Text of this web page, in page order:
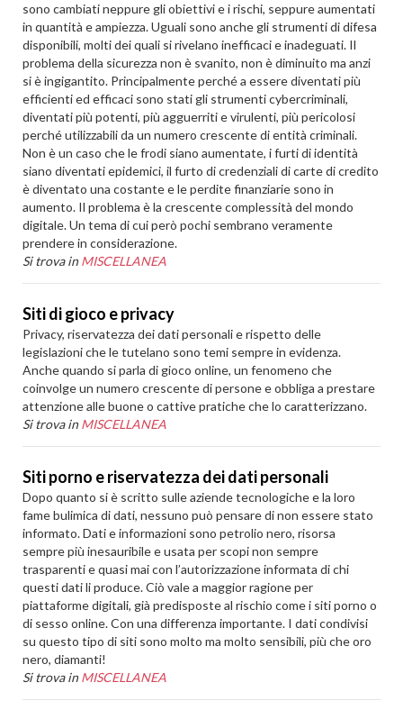
sono cambiati neppure gli obiettivi e i rischi, seppure aumentati
in quantità e ampiezza. Uguali sono anche gli strumenti di difesa
disponibili, molti dei quali si rivelano inefficaci e inadeguati. Il
problema della sicurezza non è svanito, non è diminuito ma anzi
si è ingigantito. Principalmente perché a essere diventati più
efficienti ed efficaci sono stati gli strumenti cybercriminali,
diventati più potenti, più agguerriti e virulenti, più pericolosi
perché utilizzabili da un numero crescente di entità criminali.
Non è un caso che le frodi siano aumentate, i furti di identità
siano diventati epidemici, il furto di credenziali di carte di credito
è diventato una costante e le perdite finanziarie sono in
aumento. Il problema è la crescente complessità del mondo
digitale. Un tema di cui però pochi sembrano veramente
prendere in considerazione.
Si trova in MISCELLANEA
Siti di gioco e privacy
Privacy, riservatezza dei dati personali e rispetto delle
legislazioni che le tutelano sono temi sempre in evidenza.
Anche quando si parla di gioco online, un fenomeno che
coinvolge un numero crescente di persone e obbliga a prestare
attenzione alle buone o cattive pratiche che lo caratterizzano.
Si trova in MISCELLANEA
Siti porno e riservatezza dei dati personali
Dopo quanto si è scritto sulle aziende tecnologiche e la loro
fame bulimica di dati, nessuno può pensare di non essere stato
informato. Dati e informazioni sono petrolio nero, risorsa
sempre più inesauribile e usata per scopi non sempre
trasparenti e quasi mai con l’autorizzazione informata di chi
questi dati li produce. Ciò vale a maggior ragione per
piattaforme digitali, già predisposte al rischio come i siti porno o
di sesso online. Con una differenza importante. I dati condivisi
su questo tipo di siti sono molto ma molto sensibili, più che oro
nero, diamanti!
Si trova in MISCELLANEA